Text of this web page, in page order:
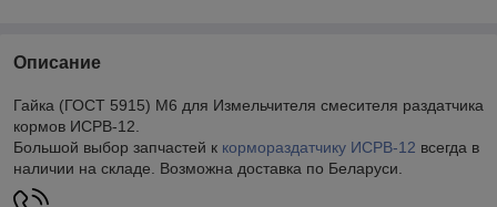
Описание
Гайка (ГОСТ 5915) М6 для Измельчителя смесителя раздатчика
кормов ИСРВ-12.
Большой выбор запчастей к кормораздатчику ИСРВ-12 всегда в
наличии на складе. Возможна доставка по Беларуси.